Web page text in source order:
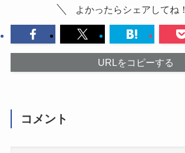
よかったらシェアしてね！
URLをコピーする
コメント